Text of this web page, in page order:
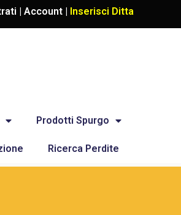
| Account | Inserisci Ditta
Prodotti Spurgo
Ricerca Perdite